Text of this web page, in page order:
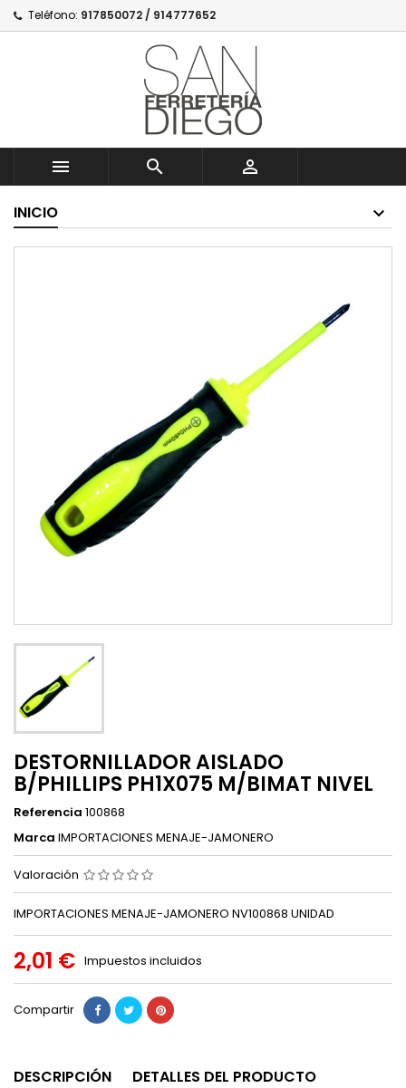
Teléfono: 917850072 / 914777652
  
INICIO
DESTORNILLADOR AISLADO
B/PHILLIPS PH1X075 M/BIMAT NIVEL
Referencia 100868
Marca IMPORTACIONES MENAJE-JAMONERO
Valoración
IMPORTACIONES MENAJE-JAMONERO NV100868 UNIDAD
2,01 € Impuestos incluidos
Compartir
DESCRIPCIÓN
DETALLES DEL PRODUCTO